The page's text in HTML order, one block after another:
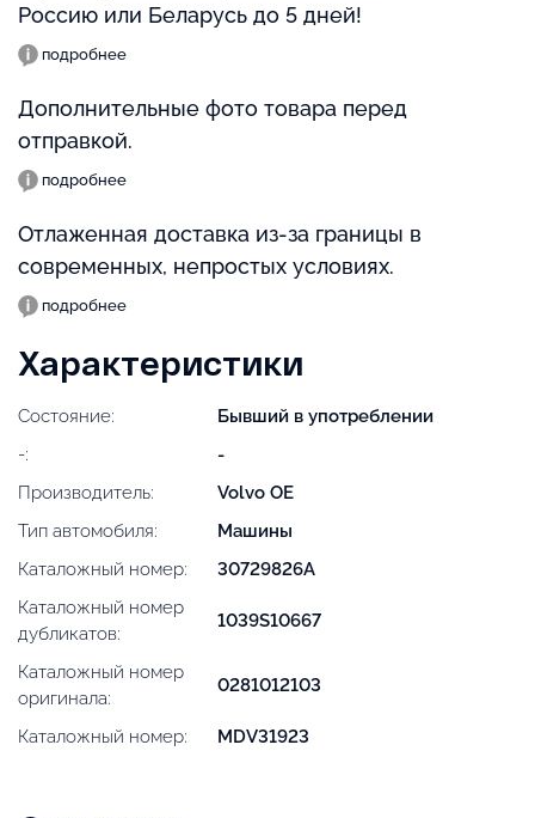
Россию или Беларусь до 5 дней!
подробнее
Дополнительные фото товара перед
отправкой.
подробнее
Отлаженная доставка из-за границы в
современных, непростых условиях.
подробнее
Характеристики
Состояние:
Бывший в употреблении
-:
-
Производитель:
Volvo OE
Тип автомобиля:
Машины
Каталожный номер:
30729826A
Каталожный номер
дубликатов:
1039S10667
Каталожный номер
оригинала:
0281012103
Каталожный номер: MDV31923